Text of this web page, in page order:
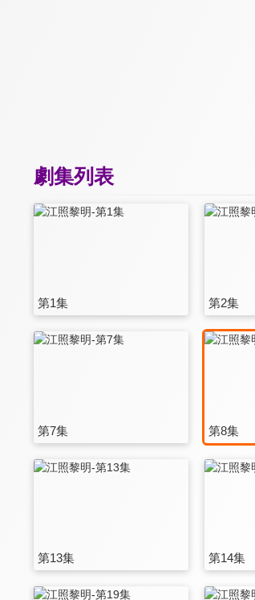
劇集列表
第1集 第2集
第7集 第8集
第13集 第14集